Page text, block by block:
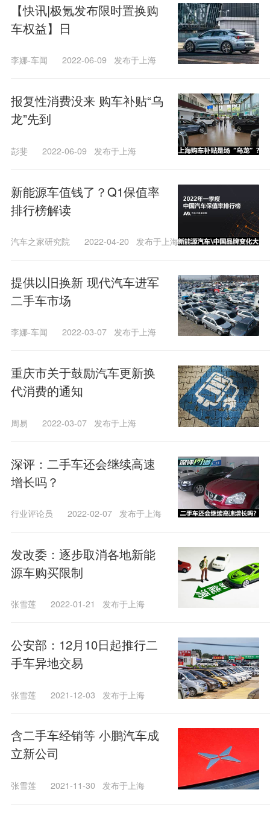
【快讯|极氪发布限时置换购
车权益】日
李娜-车闻 2022-06-09 发布于上海
报复性消费没来 购车补贴“乌
龙”先到
彭斐 2022-06-09 发布于上海
新能源车值钱了？Q1保值率
排行榜解读
汽车之家研究院 2022-04-20 发布于上海
提供以旧换新 现代汽车进军
二手车市场
李娜-车闻 2022-03-07 发布于上海
重庆市关于鼓励汽车更新换
代消费的通知
周易 2022-03-07 发布于上海
深评：二手车还会继续高速
增长吗？
行业评论员 2022-02-07 发布于上海
发改委：逐步取消各地新能
源车购买限制
张雪莲 2022-01-21 发布于上海
公安部：12月10日起推行二
手车异地交易
张雪莲 2021-12-03 发布于上海
含二手车经销等 小鹏汽车成
立新公司
张雪莲 2021-11-30 发布于上海